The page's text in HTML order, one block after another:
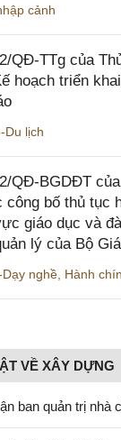
cảnh
QĐ-TTg của
hoạch triển
Du lịch
QĐ-BGDĐT
bố thủ tục
giáo dục và
lý của Bộ
nghề, Hành
VỀ XÂY DỰNG
ban quản trị nhà